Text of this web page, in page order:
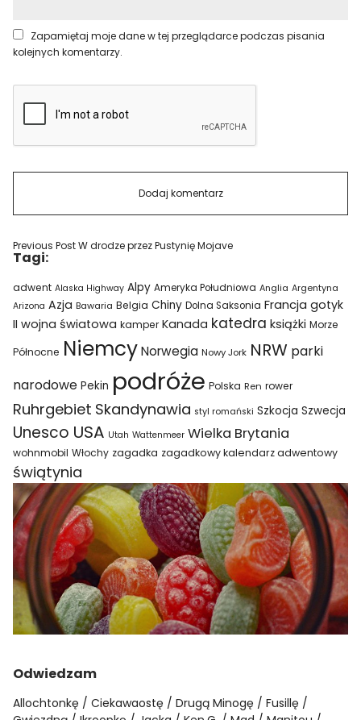
Zapamiętaj moje dane w tej przeglądarce podczas pisania
kolejnych komentarzy.
Previous PostW drodze przez Pustynię Mojave
Tagi:
adwent Alaska Highway Alpy Ameryka Południowa Anglia Argentyna
Arizona Azja Bawaria Belgia Chiny Dolna Saksonia Francja gotyk
II wojna światowa kamper Kanada katedra książki Morze
Północne Niemcy Norwegia Nowy Jork NRW parki
narodowe Pekin podróże Polska Ren rower
Ruhrgebiet Skandynawia styl romański Szkocja Szwecja
Unesco USA Utah Wattenmeer Wielka Brytania
wohnmobil Włochy zagadka zagadkowy kalendarz adwentowy
świątynia
Odwiedzam
Allochtonkę Ciekawaostę Drugą Minogę
Fusillę